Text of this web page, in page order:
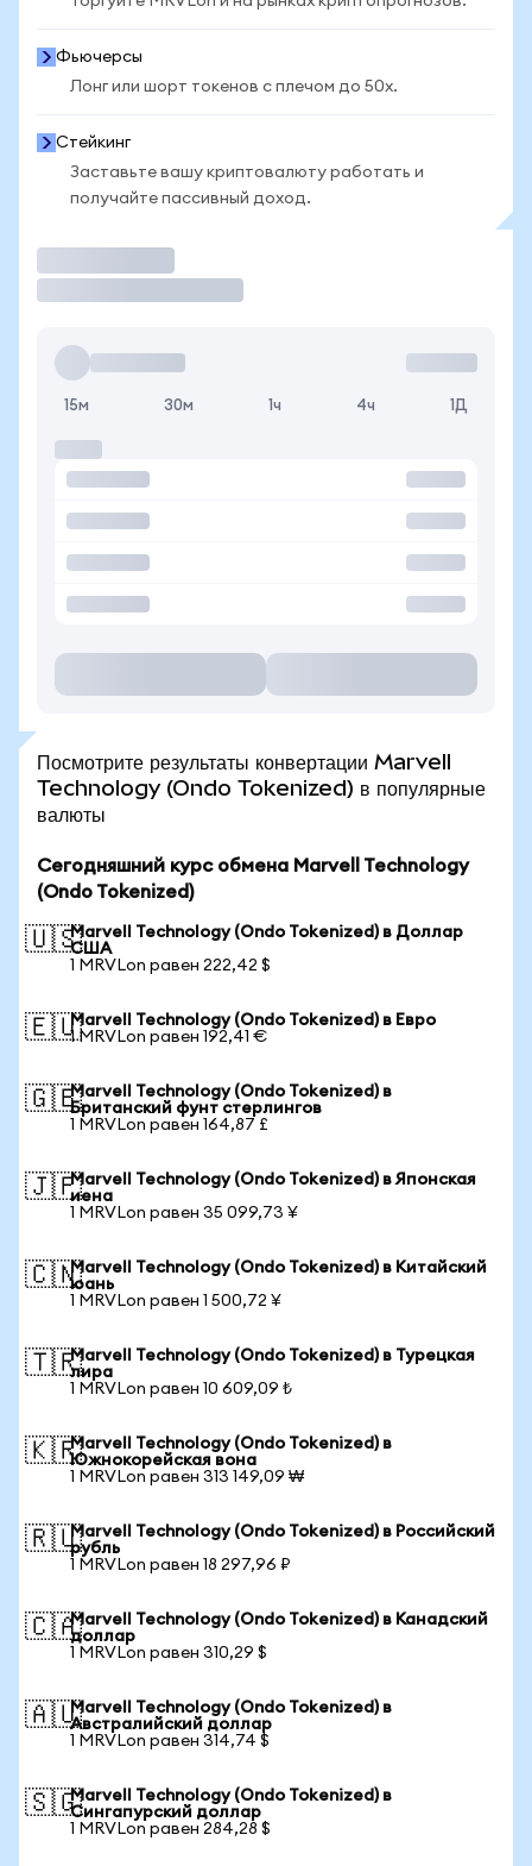
Фьючерсы
Лонг или шорт токенов с плечом до 50x.
Стейкинг
Заставьте вашу криптовалюту работать и
получайте пассивный доход.
15м 30м 1ч 4ч 1Д
Посмотрите результаты конвертации Marvell
Technology (Ondo Tokenized) в популярные
валюты
Сегодняшний курс обмена Marvell Technology
(Ondo Tokenized)
🇺🇸Marvell Technology (Ondo Tokenized) в Доллар
США
1 MRVLon равен 222,42 $
🇪🇺Marvell Technology (Ondo Tokenized) в Евро
1 MRVLon равен 192,41 €
🇬🇧Marvell Technology (Ondo Tokenized) в
Британский фунт стерлингов
1 MRVLon равен 164,87 £
🇯🇵Marvell Technology (Ondo Tokenized) в Японская
иена
1 MRVLon равен 35 099,73 ¥
🇨🇳Marvell Technology (Ondo Tokenized) в Китайский
юань
1 MRVLon равен 1 500,72 ¥
🇹🇷Marvell Technology (Ondo Tokenized) в Турецкая
лира
1 MRVLon равен 10 609,09 ₺
🇰🇷Marvell Technology (Ondo Tokenized) в
Южнокорейская вона
1 MRVLon равен 313 149,09 ₩
🇷🇺Marvell Technology (Ondo Tokenized) в Российский
рубль
1 MRVLon равен 18 297,96 ₽
🇨🇦Marvell Technology (Ondo Tokenized) в Канадский
доллар
1 MRVLon равен 310,29 $
🇦🇺Marvell Technology (Ondo Tokenized) в
Австралийский доллар
1 MRVLon равен 314,74 $
🇸🇬Marvell Technology (Ondo Tokenized) в
Сингапурский доллар
1 MRVLon равен 284,28 $